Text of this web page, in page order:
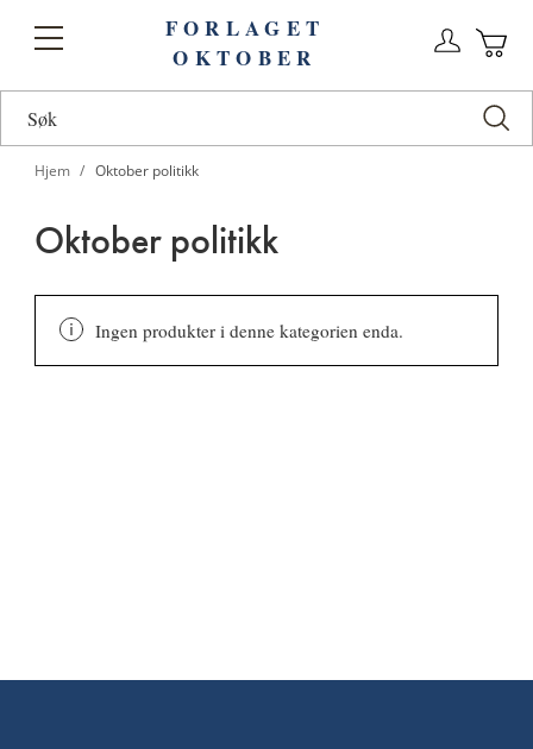
Toggle
FORLAGET
OKTOBER
Hjem Oktober politikk
Oktober politikk
Ingen produkter i denne kategorien enda.